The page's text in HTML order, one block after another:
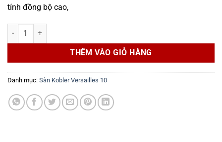
tính đồng bộ cao,
Sàn Kobler Versailles 10 V10C-K81 số lượng
THÊM VÀO GIỎ HÀNG
Danh mục: Sàn Kobler Versailles 10